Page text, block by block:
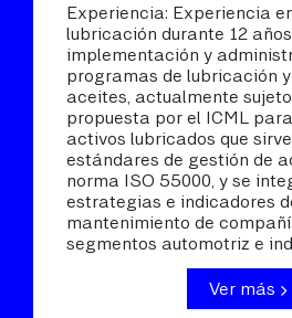
Experiencia: Experiencia
lubricación durante 12
implementación y
programas de lubricación
aceites, actualmente
propuesta por el ICML
activos lubricados que
estándares de gestión de
norma ISO 55000, y se
estrategias e indicadores
mantenimiento de
segmentos automotriz e
Ver más